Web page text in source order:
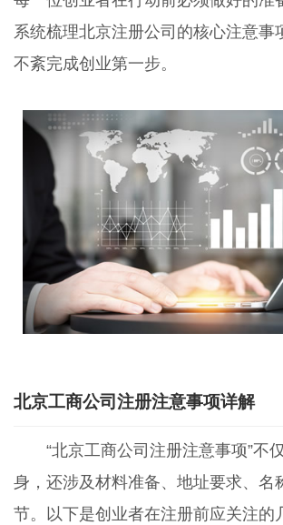
系统梳理北京注册公司的核心注意事
不紊完成创业第一步。
北京工商公司注册注意事项详解
“北京工商公司注册注意事项”不
身，还涉及材料准备、地址要求、名
节。以下是创业者在注册前应关注的